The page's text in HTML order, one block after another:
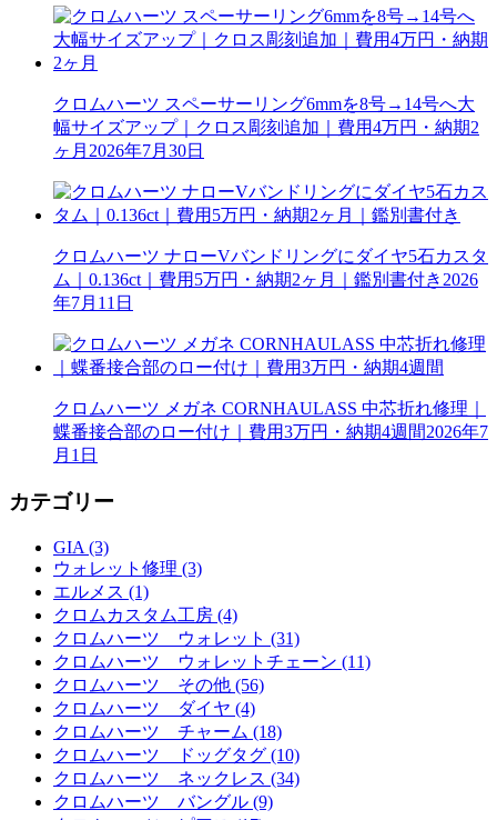
クロムハーツ スペーサーリング6mmを8号→14号へ大
幅サイズアップ｜クロス彫刻追加｜費用4万円・納期2
ヶ月 2026年7月30日
クロムハーツ ナローVバンドリングにダイヤ5石カスタ
ム｜0.136ct｜費用5万円・納期2ヶ月｜鑑別書付き 2026
年7月11日
クロムハーツ メガネ CORNHAULASS 中芯折れ修理｜
蝶番接合部のロー付け｜費用3万円・納期4週間2026年7
月1日
カテゴリー
GIA (3)
ウォレット修理 (3)
エルメス (1)
クロムカスタム工房 (4)
クロムハーツ ウォレット (31)
クロムハーツ ウォレットチェーン (11)
クロムハーツ その他 (56)
クロムハーツ ダイヤ (4)
クロムハーツ チャーム (18)
クロムハーツ ドッグタグ (10)
クロムハーツ ネックレス (34)
クロムハーツ バングル (9)